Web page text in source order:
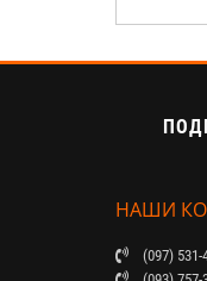
НАШИ
(097) 531-